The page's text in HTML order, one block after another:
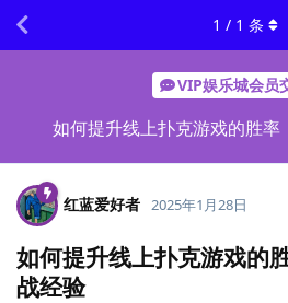
VIP娱乐城会员
如何提升线上扑克游戏的胜率
1 / 1 条
红蓝爱好者 2025年1月28日
如何提升线上扑克游戏的
战经验